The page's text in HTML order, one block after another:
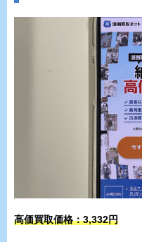
高価買取価格：3,332円